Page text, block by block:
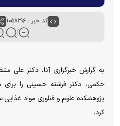
کد خبر : ۱۰۵۸۲۹۶
به گزارش خبرگزاری آنا، دکتر علی
پژوهشکده علوم و فناوری مواد
کرد.